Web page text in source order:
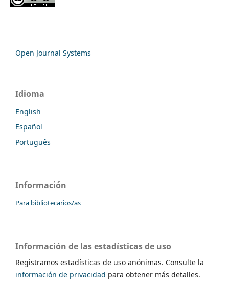
Open Journal Systems
Idioma
English
Español
Português
Información
Para bibliotecarios/as
Información de las estadísticas de uso
Registramos estadísticas de uso anónimas. Consulte la
información de privacidad para obtener más detalles.